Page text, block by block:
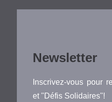
Newsletter
Inscrivez-vous pour
et "Défis Solidaires"!